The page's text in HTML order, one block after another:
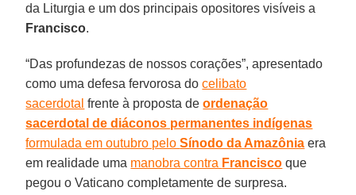
da Liturgia e um dos principais opositores visíveis a
Francisco.
“Das profundezas de nossos corações”, apresentado
como uma defesa fervorosa docelibato
sacerdotal frente à proposta deordenação
sacerdotal de diáconos permanentes indígenas
formulada em outubro peloSínodo da Amazônia era
em realidade uma manobra contra Francisco que
pegou o Vaticano completamente de surpresa.